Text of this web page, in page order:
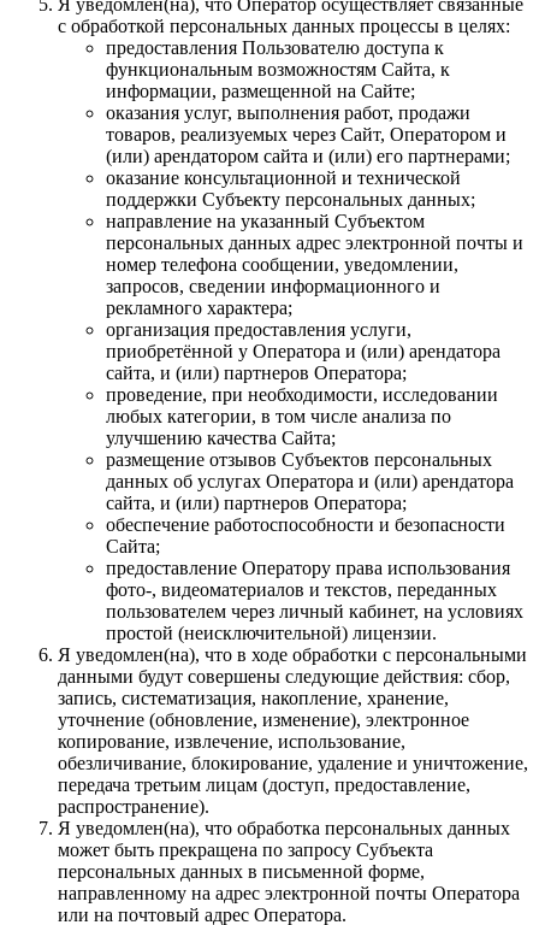
с обработкой персональных данных процессы в целях:
предоставления Пользователю доступа к
функциональным возможностям Сайта, к
информации, размещенной на Сайте;
оказания услуг, выполнения работ, продажи
товаров, реализуемых через Сайт, Оператором и
(или) арендатором сайта и (или) его партнерами;
оказание консультационной и технической
поддержки Субъекту персональных данных;
направление на указанный Субъектом
персональных данных адрес электронной почты и
номер телефона сообщении, уведомлении,
запросов, сведении информационного и
рекламного характера;
организация предоставления услуги,
приобретённой у Оператора и (или) арендатора
сайта, и (или) партнеров Оператора;
проведение, при необходимости, исследовании
любых категории, в том числе анализа по
улучшению качества Сайта;
размещение отзывов Субъектов персональных
данных об услугах Оператора и (или) арендатора
сайта, и (или) партнеров Оператора;
обеспечение работоспособности и безопасности
Сайта;
предоставление Оператору права использования
фото-, видеоматериалов и текстов, переданных
пользователем через личный кабинет, на условиях
простой (неисключительной) лицензии.
Я уведомлен(на), что в ходе обработки с персональными
данными будут совершены следующие действия: сбор,
запись, систематизация, накопление, хранение,
уточнение (обновление, изменение), электронное
копирование, извлечение, использование,
обезличивание, блокирование, удаление и уничтожение,
передача третьим лицам (доступ, предоставление,
распространение).
Я уведомлен(на), что обработка персональных данных
может быть прекращена по запросу Субъекта
персональных данных в письменной форме,
направленному на адрес электронной почты Оператора
или на почтовый адрес Оператора.